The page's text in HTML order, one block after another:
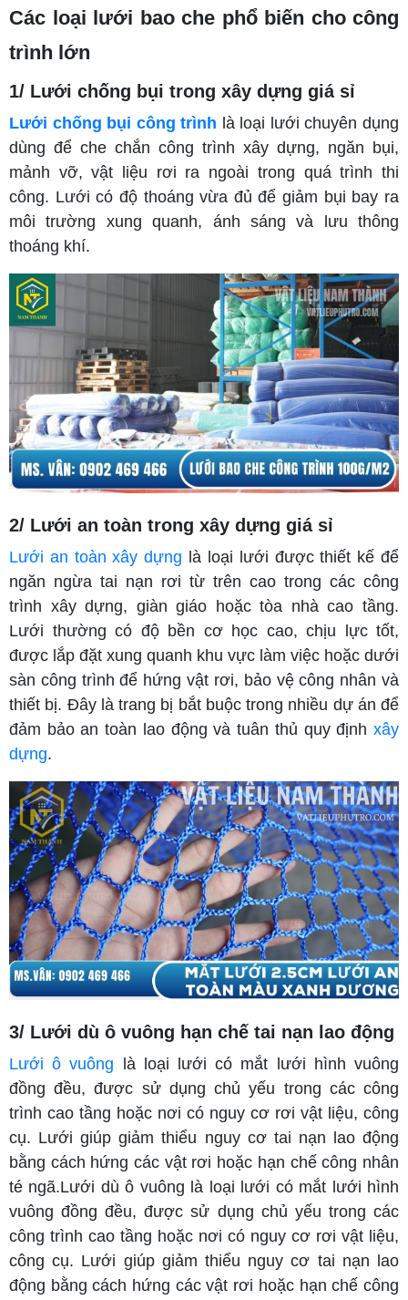
Các loại lưới bao che phổ biến cho công
trình lớn
1/ Lưới chống bụi trong xây dựng giá sỉ
Lưới chống bụi công trình là loại lưới chuyên dụng
dùng để che chắn công trình xây dựng, ngăn bụi,
mảnh vỡ, vật liệu rơi ra ngoài trong quá trình thi
công. Lưới có độ thoáng vừa đủ để giảm bụi bay ra
môi trường xung quanh, ánh sáng và lưu thông
thoáng khí.
2/ Lưới an toàn trong xây dựng giá sỉ
Lưới an toàn xây dựng là loại lưới được thiết kế để
ngăn ngừa tai nạn rơi từ trên cao trong các công
trình xây dựng, giàn giáo hoặc tòa nhà cao tầng.
Lưới thường có độ bền cơ học cao, chịu lực tốt,
được lắp đặt xung quanh khu vực làm việc hoặc dưới
sàn công trình để hứng vật rơi, bảo vệ công nhân và
thiết bị. Đây là trang bị bắt buộc trong nhiều dự án để
đảm bảo an toàn lao động và tuân thủ quy định xây
dựng.
3/ Lưới dù ô vuông hạn chế tai nạn lao động
Lưới ô vuông là loại lưới có mắt lưới hình vuông
đồng đều, được sử dụng chủ yếu trong các công
trình cao tầng hoặc nơi có nguy cơ rơi vật liệu, công
cụ. Lưới giúp giảm thiểu nguy cơ tai nạn lao động
bằng cách hứng các vật rơi hoặc hạn chế công nhân
té ngã.Lưới dù ô vuông là loại lưới có mắt lưới hình
vuông đồng đều, được sử dụng chủ yếu trong các
công trình cao tầng hoặc nơi có nguy cơ rơi vật liệu,
công cụ. Lưới giúp giảm thiểu nguy cơ tai nạn lao
động bằng cách hứng các vật rơi hoặc hạn chế công